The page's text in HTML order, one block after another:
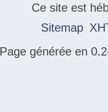
Ce site est
Sitemap
Page générée en